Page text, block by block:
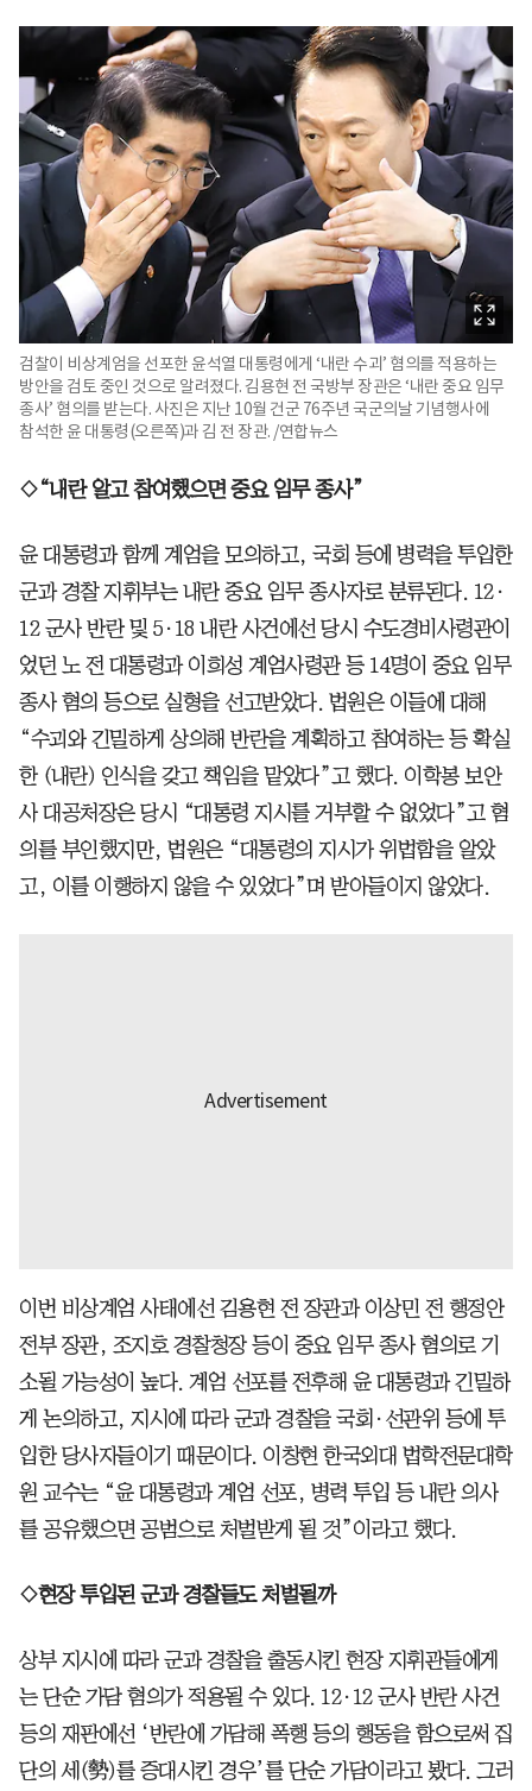
검찰이 비상계엄을 선포한 윤석열 대통령에게 ‘내란 수괴’ 혐의를 적용하는
방안을 검토 중인 것으로 알려졌다. 김용현 전 국방부 장관은 ‘내란 중요 임무
종사’ 혐의를 받는다. 사진은 지난 10월 건군 76주년 국군의날 기념행사에
참석한 윤 대통령(오른쪽)과 김 전 장관. /연합뉴스
◇“내란 알고 참여했으면 중요 임무 종사”
윤 대통령과 함께 계엄을 모의하고, 국회 등에 병력을 투입한
군과 경찰 지휘부는 내란 중요 임무 종사자로 분류된다. 12·
12 군사 반란 및 5·18 내란 사건에선 당시 수도경비사령관이
었던 노 전 대통령과 이희성 계엄사령관 등 14명이 중요 임무
종사 혐의 등으로 실형을 선고받았다. 법원은 이들에 대해
“수괴와 긴밀하게 상의해 반란을 계획하고 참여하는 등 확실
한 (내란) 인식을 갖고 책임을 맡았다”고 했다. 이학봉 보안
사 대공처장은 당시 “대통령 지시를 거부할 수 없었다”고 혐
의를 부인했지만, 법원은 “대통령의 지시가 위법함을 알았
고, 이를 이행하지 않을 수 있었다”며 받아들이지 않았다.
이번 비상계엄 사태에선 김용현 전 장관과 이상민 전 행정안
전부 장관, 조지호 경찰청장 등이 중요 임무 종사 혐의로 기
소될 가능성이 높다. 계엄 선포를 전후해 윤 대통령과 긴밀하
게 논의하고, 지시에 따라 군과 경찰을 국회·선관위 등에 투
입한 당사자들이기 때문이다. 이창현 한국외대 법학전문대학
원 교수는 “윤 대통령과 계엄 선포, 병력 투입 등 내란 의사
를 공유했으면 공범으로 처벌받게 될 것”이라고 했다.
◇현장 투입된 군과 경찰들도 처벌될까
상부 지시에 따라 군과 경찰을 출동시킨 현장 지휘관들에게
는 단순 가담 혐의가 적용될 수 있다. 12·12 군사 반란 사건
등의 재판에선 ‘반란에 가담해 폭행 등의 행동을 함으로써 집
단의 세(勢)를 증대시킨 경우’를 단순 가담이라고 봤다. 그러